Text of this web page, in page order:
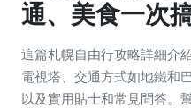
通、美食一次
這篇札幌自由行攻略詳細介
電視塔、交通方式如地鐵和
以及實用貼士和常見問答。